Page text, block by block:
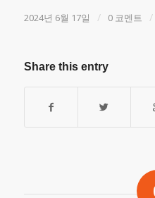
2024년 6월 17일 / 0 코멘트 /
Share this entry